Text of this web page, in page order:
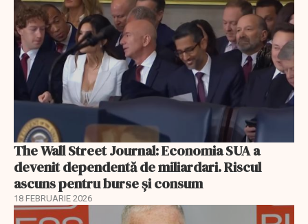
The Wall Street Journal: Economia SUA a
devenit dependentă de miliardari. Riscul
ascuns pentru burse și consum
18 FEBRUARIE 2026
EXCLUSIV